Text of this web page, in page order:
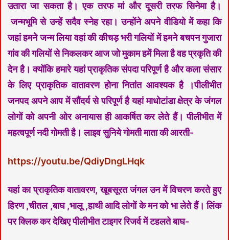
उतारा जा सकता है। एक तरफ मां और दूसरी तरफ सिनेमा है।
जन्मभूमि से उन्हें सदैव स्नेह रहा। उन्होंने अपने वीडियो में कहा कि
जहां हमने जन्म लिया वहां की कीचड़ भरी गलियों में हमने बचपन गुजारा
गांव की गलियों से निकलकर आज जो मुकाम हमें मिला है वह प्रकृति की
देन है। क्योंकि हमारे यहां प्राकृतिक संपदा परिपूर्ण है और कला संसार
के लिए प्राकृतिक वातावरण होना नितांत आवश्यक है ।पीलीभीत
जनपद अपने आप में सौंदर्य से परिपूर्ण है यहां माधोटांडा क्षेत्र के जंगल
लोगों को अपनी ओर अनायास ही आकर्षित कर लेते हैं। पीलीभीत में
महत्वपूर्ण नदी गोमती है। लाइव सुनिये गोमती माता की आरती-
https://youtu.be/QdiyDngLHqk
यहां का प्राकृतिक वातावरण, खूबसूरत जंगल उन में विचरण करते हुए
हिरण ,चीतल ,बाघ ,भालू ,हाथी आदि लोगों के मन को भा लेते हैं। लिंक
पर क्लिक कर देखिए पीलीभीत टाइगर रिजर्व में टहलते बाघ-